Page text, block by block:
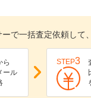
で一括査定依頼して
ら
ール
STEP3